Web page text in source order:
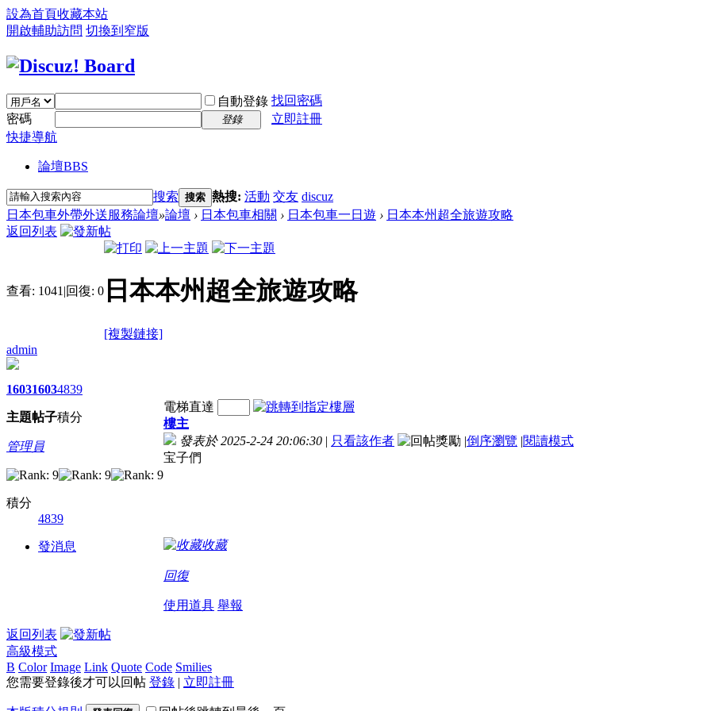
設為首頁收藏本站
開啟輔助訪問 切換到窄版
自動登錄 找回密碼
密碼
登錄
立即註冊
快捷導航
論壇BBS
搜索 搜索 熱搜: 活動 交友 discuz
日本包車外帶外送服務論壇»論壇 › 日本包車相關 › 日本包車一日遊 › 日本本州超全旅遊攻略
返回列表
查看: 1041 |回復: 0 日本本州超全旅遊攻略
[複製鏈接]
admin
1603
主題
1603
帖子
4839
積分
管理員
積分
4839
發消息
電梯直達
樓主
發表於 2025-2-24 20:06:30 | 只看該作者 |倒序瀏覽 |閱讀模式
宝子們
收藏
回復
使用道具 舉報
返回列表
高級模式
B Color Image Link Quote Code Smilies
您需要登錄後才可以回帖 登錄 | 立即註冊